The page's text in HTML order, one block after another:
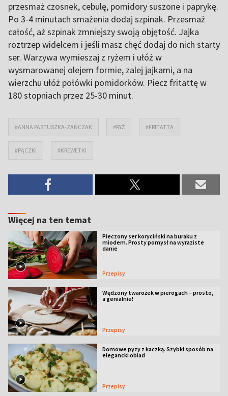
przesmaż czosnek, cebulę, pomidory suszone i paprykę.
Po 3-4 minutach smażenia dodaj szpinak. Przesmaż
całość, aż szpinak zmniejszy swoją objętość. Jajka
roztrzep widelcem i jeśli masz chęć dodaj do nich starty
ser. Warzywa wymieszaj z ryżem i ułóż w
wysmarowanej olejem formie, zalej jajkami, a na
wierzchu ułóż połówki pomidorków. Piecz fritattę w
180 stopniach przez 25-30 minut.
#ANNA PASTUSZKA-ZAŃCZAK #RYŻ #FRITATTA
#PĄCZKI #KREWETKI
Więcej na ten temat
Pieczony ser koryciński na buraku z
miodem. Prosty pomysł na wyraziste
danie
Przepisy
Wędzony twarożek w pierogach – prosto,
a genialnie!
Przepisy
Domowe pyzy z kaczką. Szybki sposób na
elegancki obiad
Przepisy